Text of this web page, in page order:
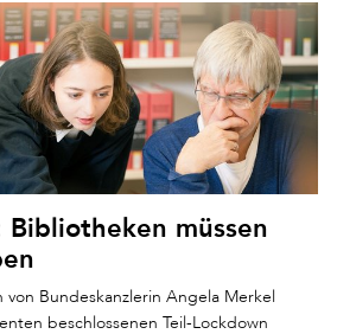
müssen
Bundeskanzlerin Angela Merkel
beschlossenen Teil-Lockdown